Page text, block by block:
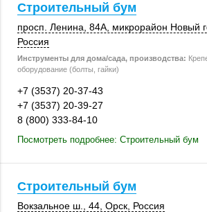
Строительный бум
просп. Ленина 84А , микрорайон Новый
Россия
Инструменты для дома/сада, производства:
оборудование (болты, гайки)
+7 (3537) 20-37-43
+7 (3537) 20-39-27
8 (800) 333-84-10
Посмотреть подробнее: Строительный бум
Строительный бум
Вокзальное ш., 44 Орск Россия